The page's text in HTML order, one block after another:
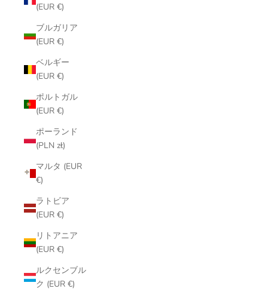
(EUR €)
ブルガリア
(EUR €)
ベルギー
(EUR €)
ポルトガル
(EUR €)
ポーランド
(PLN zł)
マルタ (EUR
€)
ラトビア
(EUR €)
リトアニア
(EUR €)
ルクセンブル
ク (EUR €)